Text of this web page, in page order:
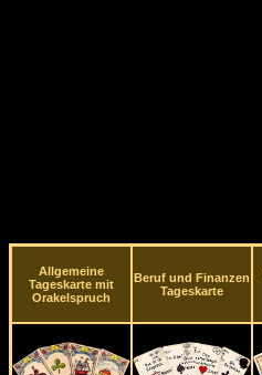
Allgemeine
Tageskarte mit
Orakelspruch
Beruf und Finanzen
Tageskarte